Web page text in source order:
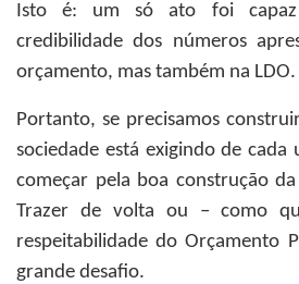
Isto é: um só ato foi
credibilidade dos números
orçamento, mas também na LDO.
Portanto, se precisamos
sociedade está exigindo de cada
começar pela boa construção
Trazer de volta ou – como
respeitabilidade do Orçamento
grande desafio.